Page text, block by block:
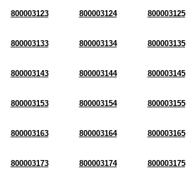
800003123 800003124 800003125
800003133 800003134 800003135
800003143 800003144 800003145
800003153 800003154 800003155
800003163 800003164 800003165
800003173 800003174 800003175